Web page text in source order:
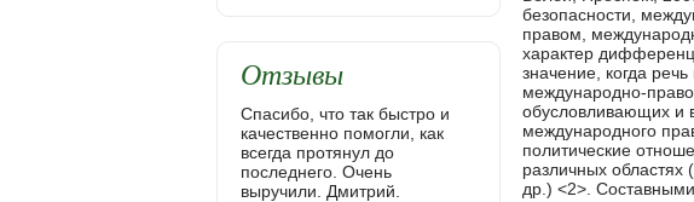
Отзывы
Спасибо, что так быстро и
качественно помогли, как
всегда протянул до
последнего. Очень
выручили. Дмитрий.